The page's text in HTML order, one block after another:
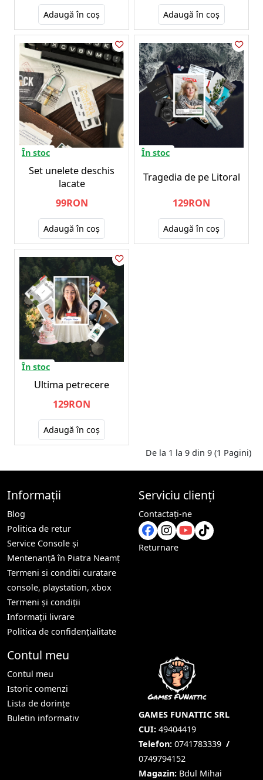
Adaugă în coş Adaugă în coş
În stoc
Set unelete deschis
lacate
99RON
Adaugă în coş
În stoc
Tragedia de pe Litoral
129RON
Adaugă în coş
În stoc
Ultima petrecere
129RON
Adaugă în coş
De la 1 la 9 din 9 (1 Pagini)
Informații
Blog
Politica de retur
Service Console și
Mentenanță în Piatra Neamț
Termeni si conditii curatare
console, playstation, xbox
Termeni și condiții
Informații livrare
Politica de confidențialitate
Serviciu clienți
Contactaţi-ne
Returnare
Contul meu
Contul meu
Istoric comenzi
Lista de dorințe
Buletin informativ
GAMES FUNATTIC SRL
CUI: 49404419
Telefon: 0741783339 /
0749794152
Magazin: Bdul Mihai